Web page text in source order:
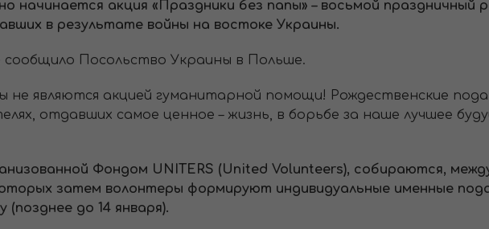
начинается акция «Праздники без папы» – восьмой праздничный
в результате войны на востоке Украины.
сообщило Посольство Украины в Польше.
не являются акцией гуманитарной помощи! Рождественские
отдавших самое ценное – жизнь, в борьбе за наше лучшее
Фондом UNITERS (United Volunteers), собираются,
затем волонтеры формируют индивидуальные именные
до 14 января).